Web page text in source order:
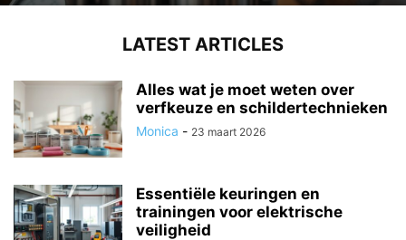
LATEST ARTICLES
Alles wat je moet weten over
verfkeuze en schildertechnieken
Monica - 23 maart 2026
Essentiële keuringen en
trainingen voor elektrische
veiligheid